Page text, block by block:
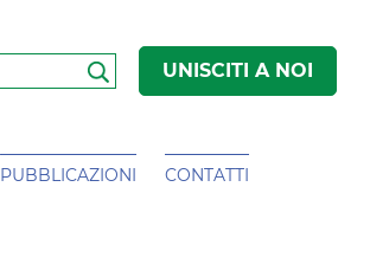
SearchUNISCITI A NOI
PUBBLICAZIONI CONTATTI